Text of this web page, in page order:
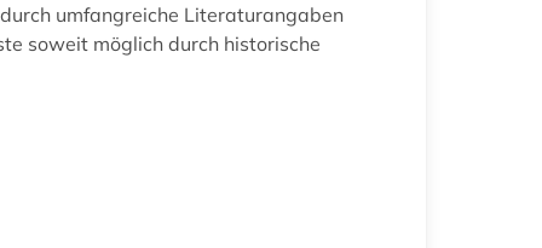
umfangreiche Literaturangaben
soweit möglich durch historische